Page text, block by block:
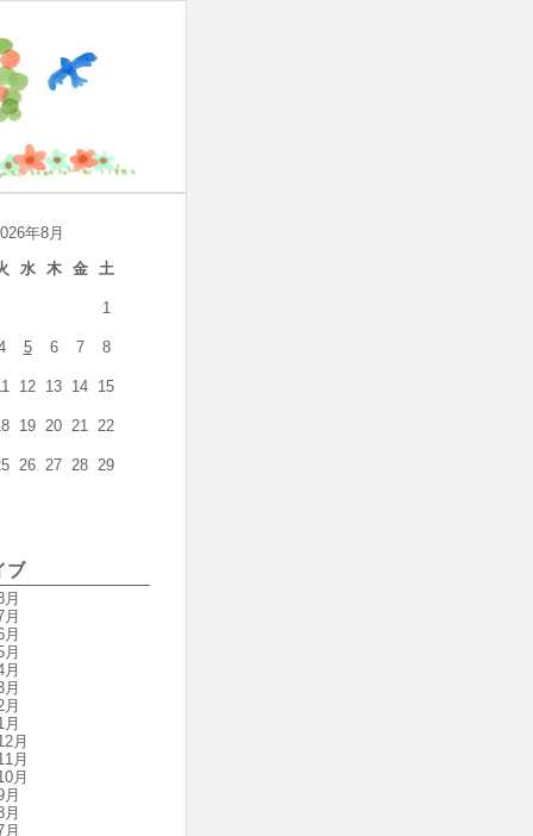
年8月
水 木 金 土
1
5 6 7 8
12 13 14 15
19 20 21 22
26 27 28 29
ブ
月
月
月